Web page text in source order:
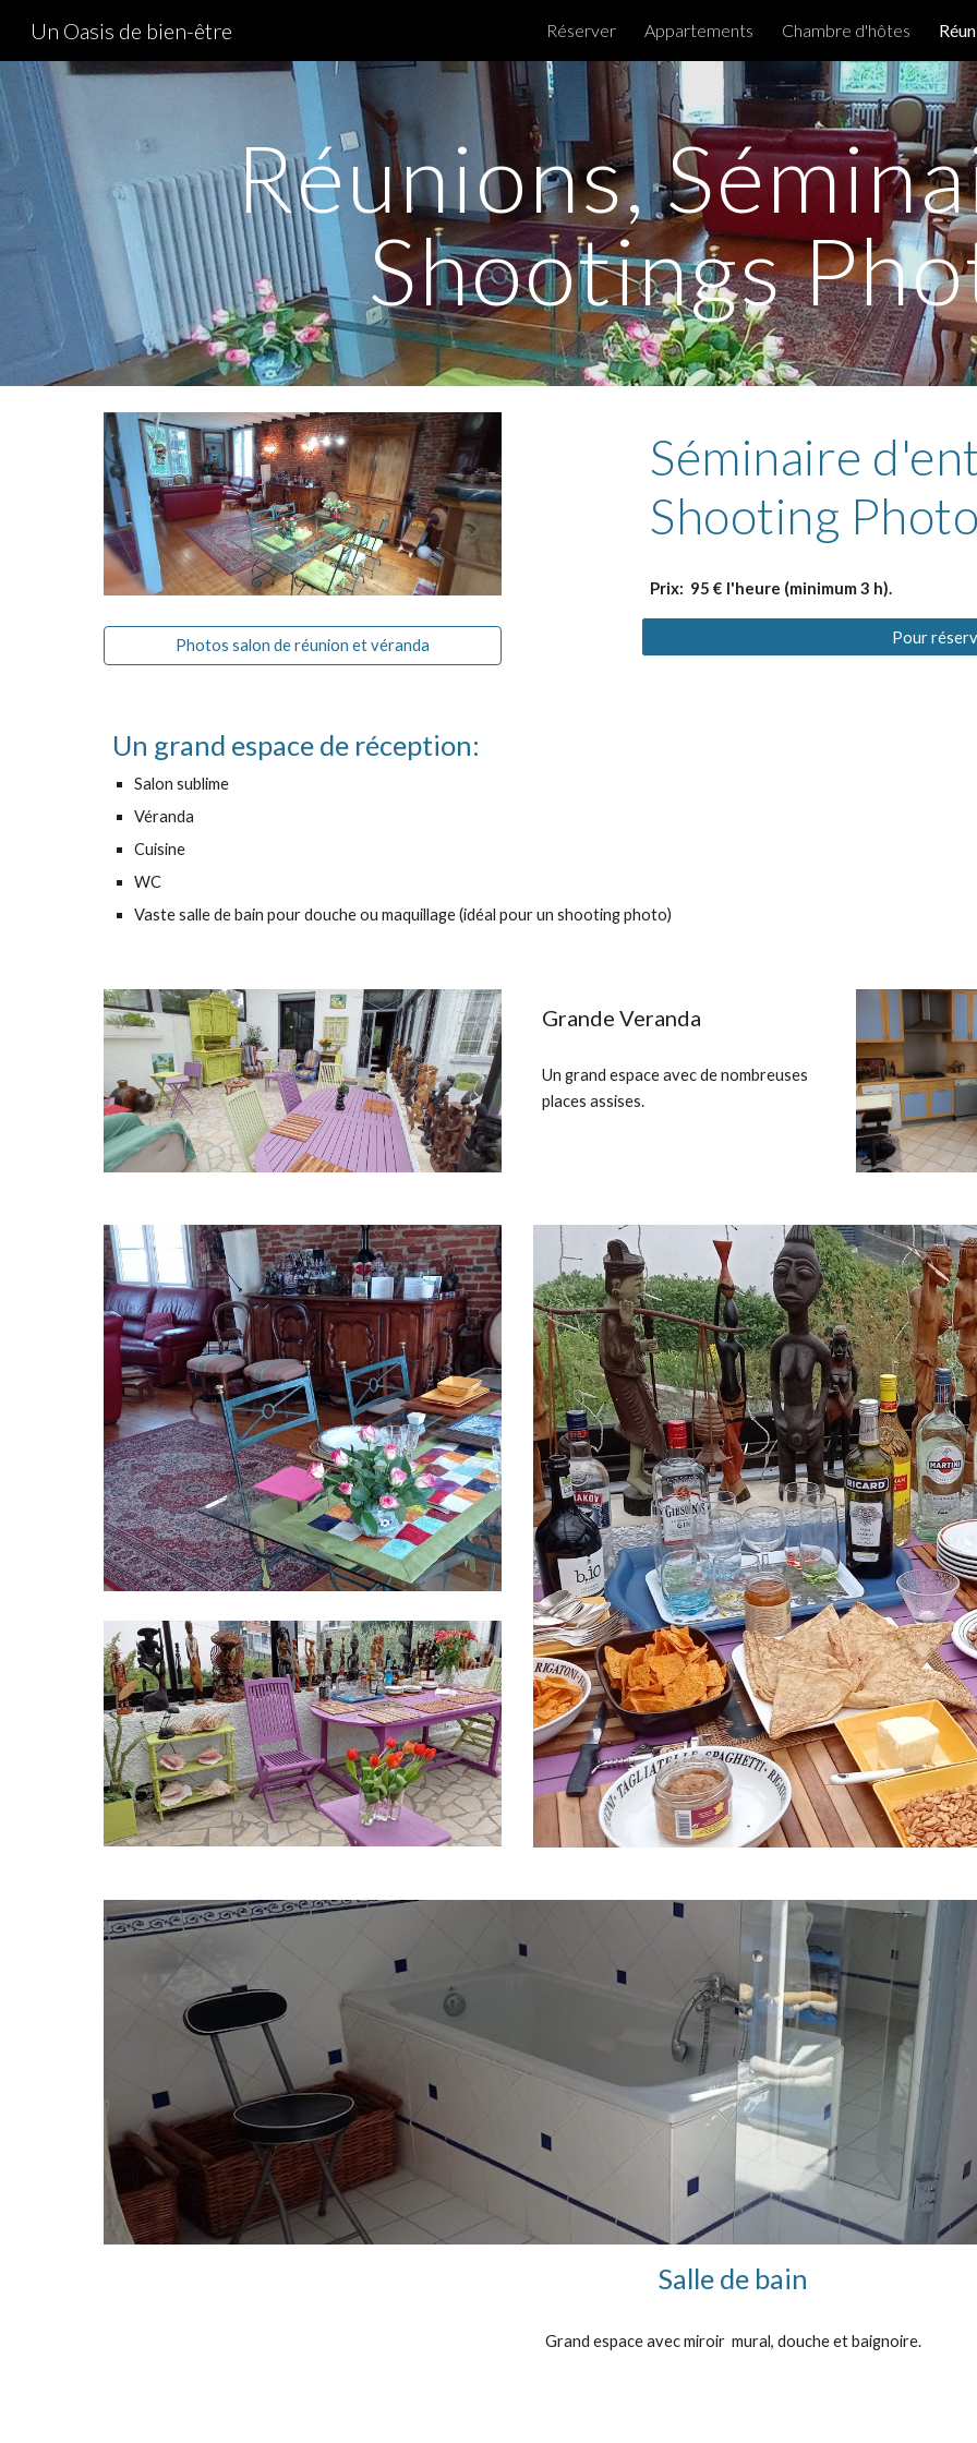
Skip to main content Skip to
Un Oasis de bien-être Réserver Appartements Chambre d'hôtes
Réunions,
Shootings
Photos salon de réunion et véranda
Séminaire
Shooting Photo
Prix: 95 € l'heure (minimum 3 h).
Pour
Un grand espace de réception:
Salon sublime
Véranda
Cuisine
WC
Vaste salle de bain pour douche ou maquillage (idéal pour un shooting photo)
Grande Veranda
Un grand espace avec de nombreuses
places assises.
Salle de bain
Grand espace avec miroir mural, douche et baignoire.